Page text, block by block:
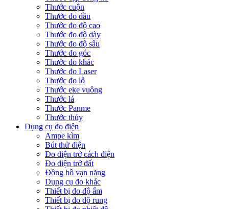
Thước cuộn
Thước đo dầu
Thước đo độ cao
Thước đo độ dày
Thước đo độ sâu
Thước đo góc
Thước đo khác
Thước đo Laser
Thước đo lỗ
Thước eke vuông
Thước lá
Thước Panme
Thước thủy
Dụng cụ đo điện
Ampe kìm
Bút thử điện
Đo điện trở cách điện
Đo điện trở đất
Đồng hồ vạn năng
Dụng cụ đo khác
Thiết bị đo độ ẩm
Thiết bị đo độ rung